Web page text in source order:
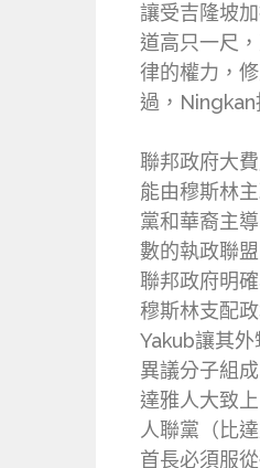
讓受吉隆坡
道高只一尺
律的權力，
過，Ningkan
聯邦政府大
能由穆斯林
黨和華裔主
數的執政聯
聯邦政府明
穆斯林支配
Yakub讓其
異議分子組
達雅人大致
人聯黨（比
首長必須服